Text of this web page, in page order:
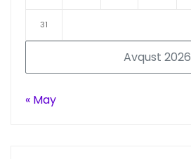
Avqust 2026
31
« May